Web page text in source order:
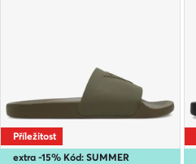
extra -15% Kód: SUMMER
Příležitost